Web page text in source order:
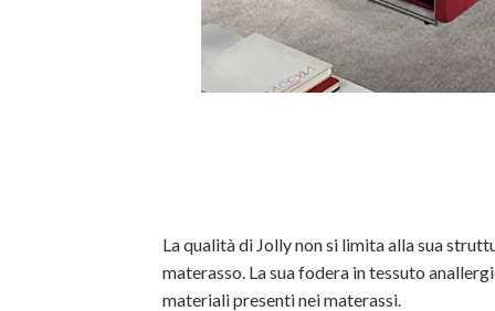
La qualità di Jolly non si limita alla sua
materasso. La sua fodera in tessuto
materiali presenti nei materassi.